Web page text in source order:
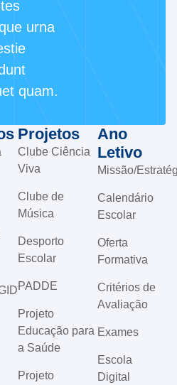
urna
quam.
Projetos
Clube Ciência
Viva
Clube de
Música
Desporto
Escolar
PADDE
Projeto
Educação para
a Saúde
Projeto
Ano
Letivo
Missão/
Calendário
Escolar
Oferta
Formativa
Critérios de
Avaliação
Exames
Escola
Digital